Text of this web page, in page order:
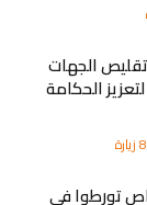
الجهات
لتعزيز الحكامة
زيارة
يوقف 3 أشخاص تورطوا في